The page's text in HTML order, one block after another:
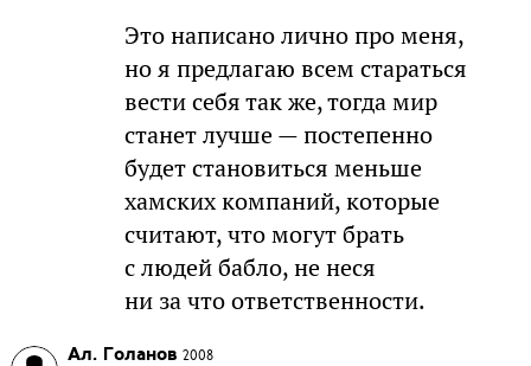
Это написано лично про меня,
но я предлагаю всем стараться
вести себя так же, тогда мир
станет лучше — постепенно
будет становиться меньше
хамских компаний, которые
считают, что могут брать
с людей бабло, не неся
ни за что ответственности.
Ал. Голанов 2008